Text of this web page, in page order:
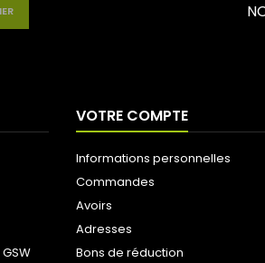
VOTRE COMPTE
Informations personnelles
Commandes
Avoirs
Adresses
Bons de réduction